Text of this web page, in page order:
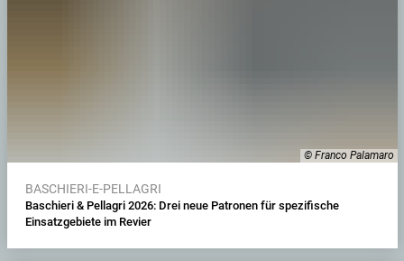
© Franco Palamaro
BASCHIERI-E-PELLAGRI
Baschieri & Pellagri 2026: Drei neue Patronen für spezifische
Einsatzgebiete im Revier